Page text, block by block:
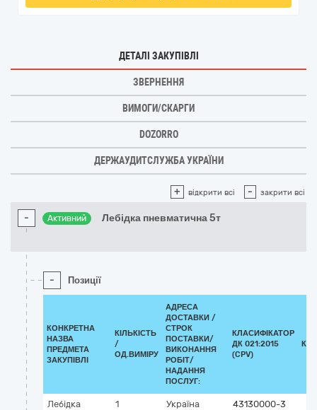
ДЕТАЛІ ЗАКУПІВЛІ
ЗВЕРНЕННЯ
ВИМОГИ/СКАРГИ
DOZORRO
ДЕРЖАУДИТСЛУЖБА УКРАЇНИ
+ відкрити всі - закрити всі
- Активний Лебідка пневматична 5т
- Позиції
КОНКРЕТНА
НАЗВА
ПРЕДМЕТА
ЗАКУПІВЛІ
КІЛЬКІСТЬ
/
ОД.ВИМІРУ
АДРЕСА
ДОСТАВКИ /
СТРОК
ПОСТАВКИ/
ВИКОНАННЯ
РОБІТ/
НАДАННЯ
ПОСЛУГ:
КЛАСИФІКАТОР
ДК 021:2015
(CPV)
Лебідка
1
Україна
43130000-3